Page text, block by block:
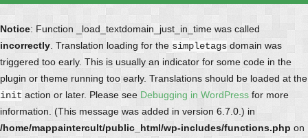
Notice: Function _load_textdomain_just_in_time was called
incorrectly . Translation loading for the simpletags domain was
triggered too early. This is usually an indicator for some code in the
plugin or theme running too early. Translations should be loaded at the
init action or later. Please see Debugging in WordPress for more
information. (This message was added in version 6.7.0.) in
/home/mappaintercult/public_html/wp-includes/functions.php on